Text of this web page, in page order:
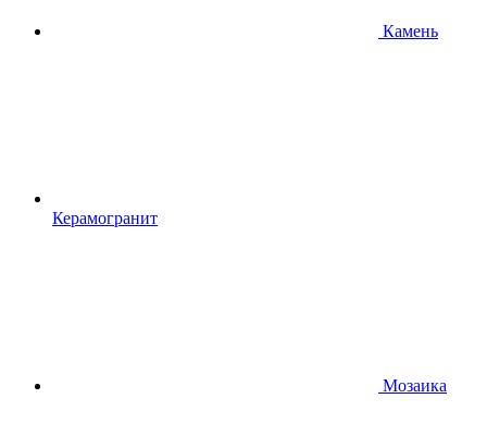
Камень
Керамогранит
Мозаика